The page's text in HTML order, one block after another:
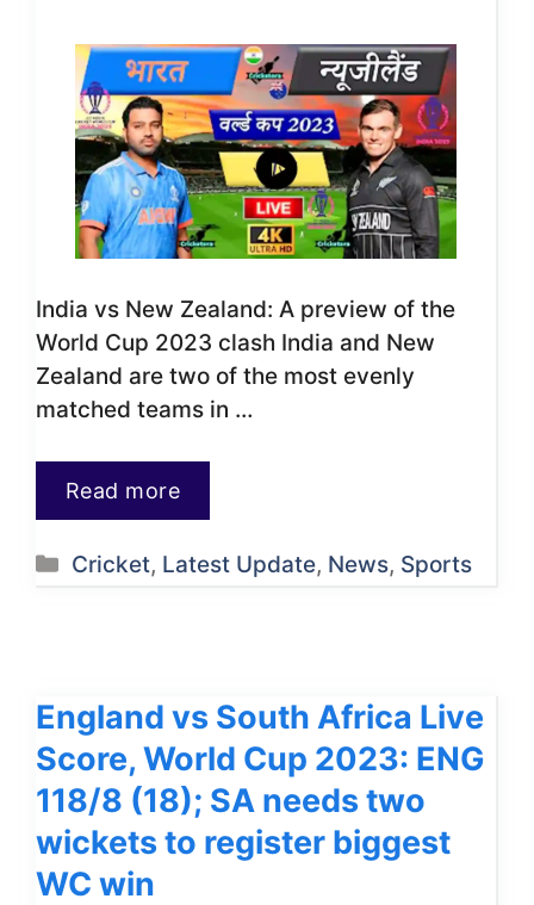
India vs New Zealand: A preview of the
World Cup 2023 clash India and New
Zealand are two of the most evenly
matched teams in …
Read more
Categories
Cricket, Latest Update, News, Sports
England vs South Africa Live
Score, World Cup 2023: ENG
118/8 (18); SA needs two
wickets to register biggest
WC win